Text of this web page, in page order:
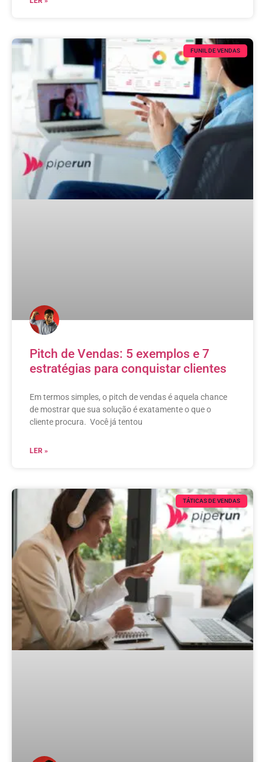
FUNIL DE VENDAS
Pitch de Vendas: 5 exemplos e 7
estratégias para conquistar clientes
Em termos simples, o pitch de vendas é aquela chance
de mostrar que sua solução é exatamente o que o
cliente procura. Você já tentou
LER »
TÁTICAS DE VENDAS